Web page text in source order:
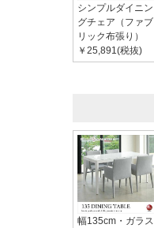
シンプルダイニン
グチェア（ファブ
リック布張り）
￥25,891(税抜)
幅135cm・ガラス